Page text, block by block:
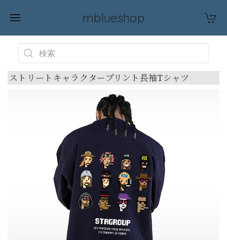
mblueshop
ストリートキャラクタープリント長袖Tシャツ